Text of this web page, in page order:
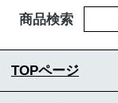
商品検索
TOPページ